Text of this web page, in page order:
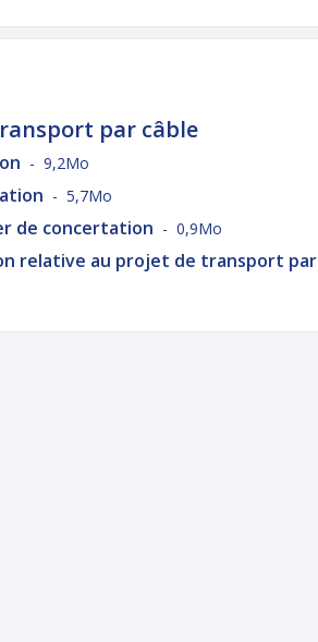
par câble
- 9,2Mo
- 5,7Mo
de concertation - 0,9Mo
relative au projet de transport par